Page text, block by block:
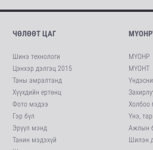
ЧӨЛӨӨТ ЦАГ
Шинэ технологи
Цэнхэр дэлгэц 2015
Таны амралтанд
Хүүхдийн ертөнц
Фото мэдээ
Гэр бүл
Эрүүл мэнд
Танин мэдэхүй
МҮОНР
МҮОНТ
Холбоо
Үнэ,
Ажлын
Шилэн